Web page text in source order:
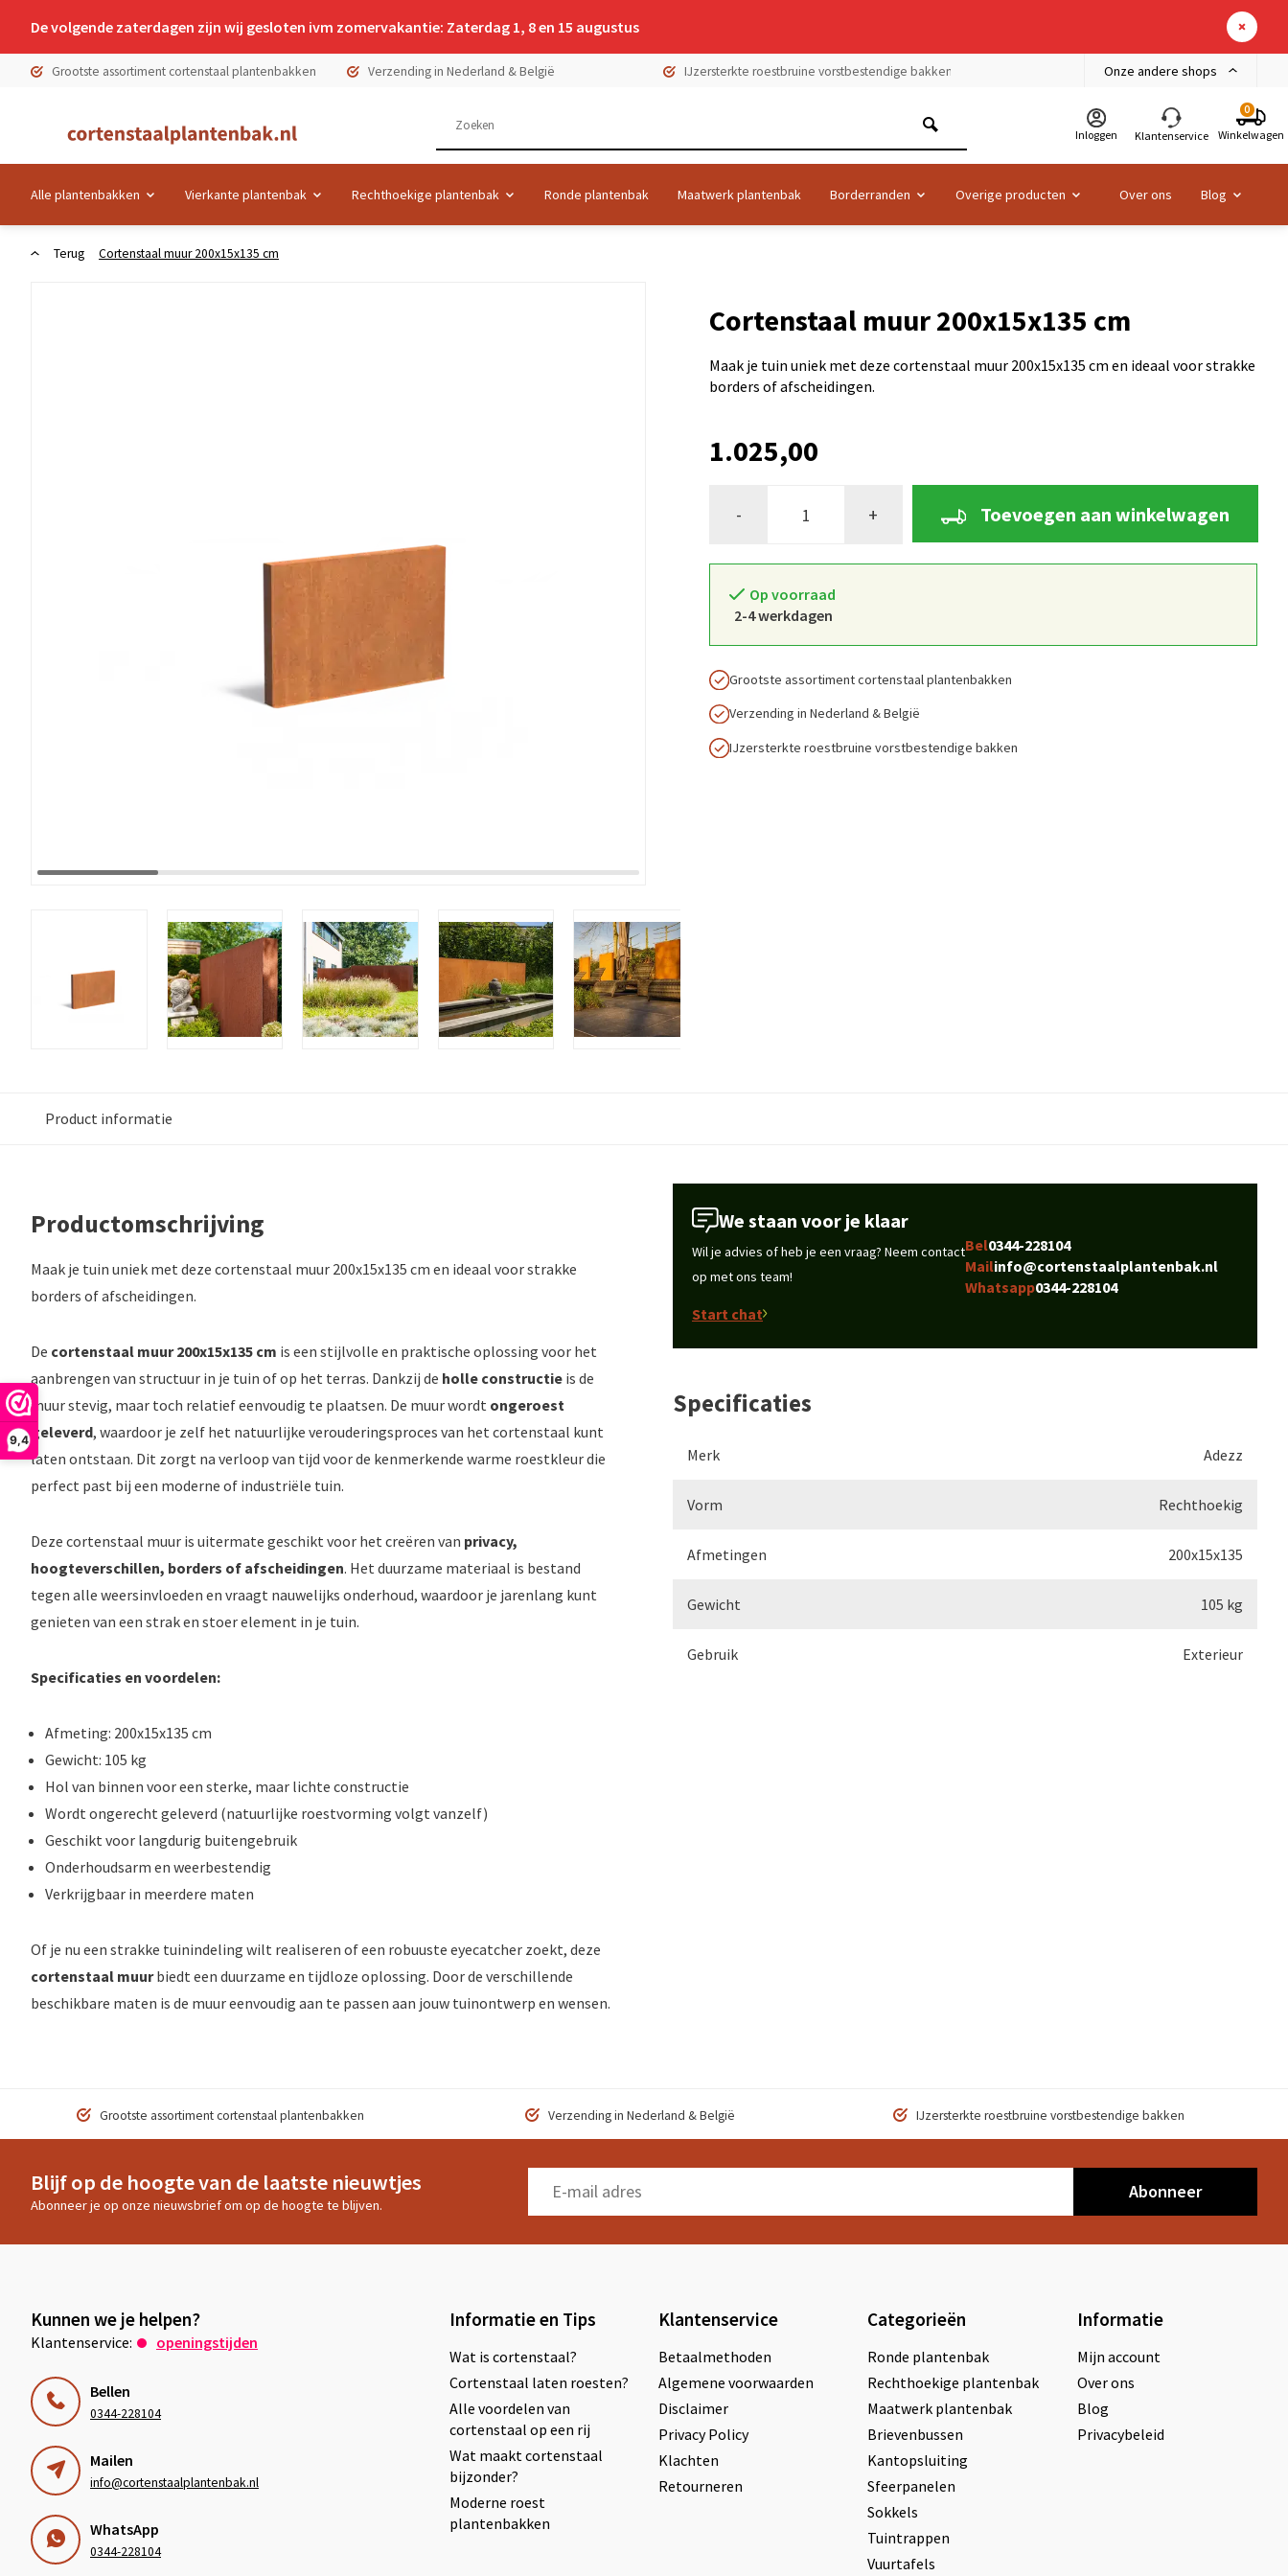
9,4
De volgende zaterdagen zijn wij gesloten ivm zomervakantie: Zaterdag 1, 8 en 15 augustus
Grootste assortiment cortenstaal plantenbakken Verzending in Nederland & België IJzersterkte roestbruine vorstbestendige bakken Onze andere shops
Inloggen Klantenservice
0
Winkelwagen
Alle plantenbakken Vierkante plantenbak Rechthoekige plantenbak Ronde plantenbak Maatwerk plantenbak Borderranden Overige producten Over ons Blog
Terug Cortenstaal muur 200x15x135 cm
Cortenstaal muur 200x15x135 cm
Maak je tuin uniek met deze cortenstaal muur 200x15x135 cm en ideaal voor strakke
borders of afscheidingen.
1.025,00
- + Toevoegen aan winkelwagen
Op voorraad
2-4 werkdagen
Grootste assortiment cortenstaal plantenbakken
Verzending in Nederland & België
IJzersterkte roestbruine vorstbestendige bakken
Product informatie
Productomschrijving
Maak je tuin uniek met deze cortenstaal muur 200x15x135 cm en ideaal voor strakke
borders of afscheidingen.
De cortenstaal muur 200x15x135 cm is een stijlvolle en praktische oplossing voor het
aanbrengen van structuur in je tuin of op het terras. Dankzij de holle constructie is de
muur stevig, maar toch relatief eenvoudig te plaatsen. De muur wordt ongeroest
geleverd, waardoor je zelf het natuurlijke verouderingsproces van het cortenstaal kunt
laten ontstaan. Dit zorgt na verloop van tijd voor de kenmerkende warme roestkleur die
perfect past bij een moderne of industriële tuin.
Deze cortenstaal muur is uitermate geschikt voor het creëren van privacy,
hoogteverschillen, borders of afscheidingen. Het duurzame materiaal is bestand
tegen alle weersinvloeden en vraagt nauwelijks onderhoud, waardoor je jarenlang kunt
genieten van een strak en stoer element in je tuin.
Specificaties en voordelen:
Afmeting: 200x15x135 cm
Gewicht: 105 kg
Hol van binnen voor een sterke, maar lichte constructie
Wordt ongerecht geleverd (natuurlijke roestvorming volgt vanzelf)
Geschikt voor langdurig buitengebruik
Onderhoudsarm en weerbestendig
Verkrijgbaar in meerdere maten
Of je nu een strakke tuinindeling wilt realiseren of een robuuste eyecatcher zoekt, deze
cortenstaal muurbiedt een duurzame en tijdloze oplossing. Door de verschillende
beschikbare maten is de muur eenvoudig aan te passen aan jouw tuinontwerp en wensen.
We staan voor je klaar
Wil je advies of heb je een vraag? Neem contact
op met ons team!
Start chat
Bel0344-228104
Mailinfo@cortenstaalplantenbak.nl
Whatsapp0344-228104
Specificaties
Merk Adezz
Vorm Rechthoekig
Afmetingen 200x15x135
Gewicht 105 kg
Gebruik Exterieur
Grootste assortiment cortenstaal plantenbakken Verzending in Nederland & België IJzersterkte roestbruine vorstbestendige bakken
Blijf op de hoogte van de laatste nieuwtjes
Abonneer je op onze nieuwsbrief om op de hoogte te blijven.
Abonneer
Kunnen we je helpen?
Klantenservice: openingstijden
Bellen
0344-228104
Mailen
info@cortenstaalplantenbak.nl
WhatsApp
0344-228104
Informatie en Tips
Wat is cortenstaal?
Cortenstaal laten roesten?
Alle voordelen van
cortenstaal op een rij
Wat maakt cortenstaal
bijzonder?
Moderne roest
plantenbakken
Klantenservice
Betaalmethoden
Algemene voorwaarden
Disclaimer
Privacy Policy
Klachten
Retourneren
Categorieën
Ronde plantenbak
Rechthoekige plantenbak
Maatwerk plantenbak
Brievenbussen
Kantopsluiting
Sfeerpanelen
Sokkels
Tuintrappen
Vuurtafels
Informatie
Mijn account
Over ons
Blog
Privacybeleid